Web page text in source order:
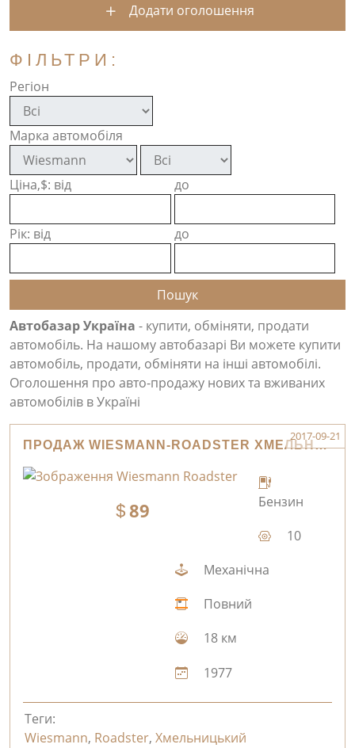
Додати оголошення
ФІЛЬТРИ:
Регіон
Марка автомобіля
Ціна,$: від до
Рік: від до
Автобазар Україна - купити, обміняти, продати
автомобіль. На нашому автобазарі Ви можете купити
автомобіль, продати, обміняти на інші автомобілі.
Оголошення про авто-продажу нових та вживаних
автомобілів в Україні
ПРОДАЖ WIESMANN-ROADSTER ХМЕЛЬНИЦЬКИЙ
2017-09-21
89
Бензин
10
Механічна
Повний
18 км
1977
Теги:
Wiesmann, Roadster, Хмельницький